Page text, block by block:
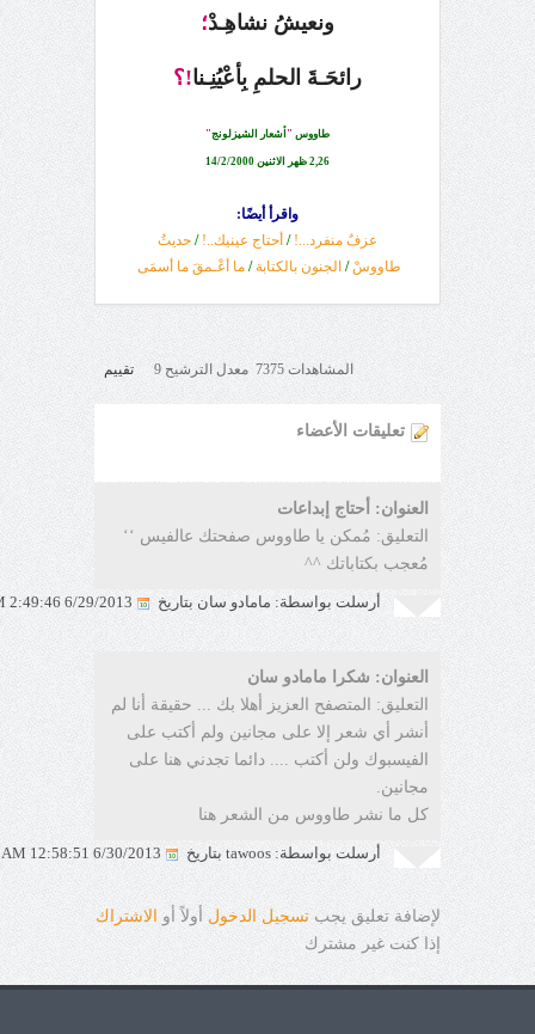
ونعيشُ نشاهِـدْ؛
رائحَـةَ الحلمِ بِأعْيُنِـنا!؟
طاووس " أشعار الشيزلونج"
2,26 ظهر الاثنين 14/2/2000
واقرأ أيضًا:
عزفٌ منفرد...! / أحتاج عينيك..! / حديثُ
طاووسْ / الجنون بالكتابة / ما أعْـمقَ ما أسمَى
المشاهدات 7375 معدل الترشيح 9 تقييم
تعليقات الأعضاء
العنوان: أحتاج إبداعات
التعليق: مُمكن يا طاووس صفحتك عالفيس ‘‘
مُعجب بكتاباتك ^^
أرسلت بواسطة: مامادو سان بتاريخ 6/29/2013 2:49:46 PM
العنوان: شكرا مامادو سان
التعليق: المتصفح العزيز أهلا بك ... حقيقة أنا لم
أنشر أي شعر إلا على مجانين ولم أكتب على
الفيسبوك ولن أكتب .... دائما تجدني هنا على
مجانين.
كل ما نشر طاووس من الشعر هنا
أرسلت بواسطة: tawoos بتاريخ 6/30/2013 12:58:51 AM
لإضافة تعليق يجب تسجيل الدخول أولاً أو
الاشتراك
إذا كنت غير مشترك